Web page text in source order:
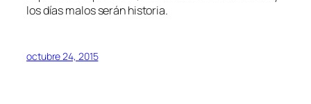
los días malos serán historia.
octubre 24, 2015